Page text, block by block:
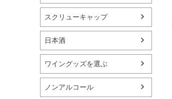
スクリューキャップ
日本酒
ワイングッズを選ぶ
ノンアルコール